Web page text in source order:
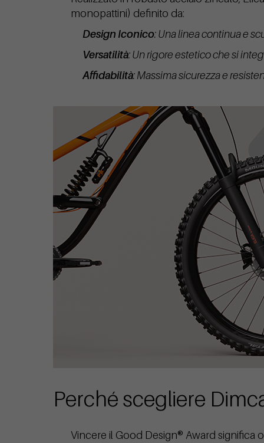
monopattini) definito da:
Design Iconico: Una linea continua e
Versatilità: Un rigore estetico che si
Affidabilità: Massima sicurezza e
Perché scegliere
Vincere il Good Design® Award significa